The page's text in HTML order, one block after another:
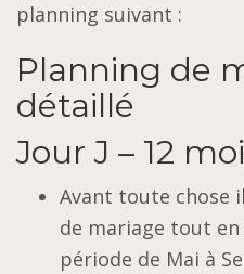
planning suivant :
Planning de
détaillé
Jour J – 12
Avant toute chose
de mariage tout
période de Mai à